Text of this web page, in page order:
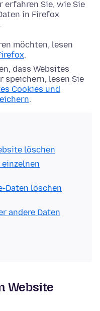
erfahren Sie, wie Sie
in Firefox
möchten, lesen
.
dass Websites
speichern, lesen Sie
Cookies und
.
löschen
Daten löschen
andere Daten
Website